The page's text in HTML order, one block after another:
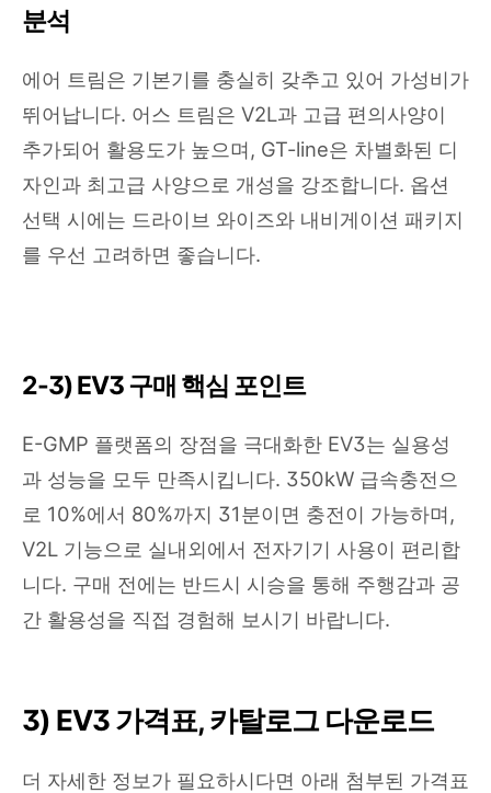
분석
에어 트림은 기본기를 충실히 갖추고 있어 가성비가
뛰어납니다. 어스 트림은 V2L과 고급 편의사양이
추가되어 활용도가 높으며, GT-line은 차별화된 디
자인과 최고급 사양으로 개성을 강조합니다. 옵션
선택 시에는 드라이브 와이즈와 내비게이션 패키지
를 우선 고려하면 좋습니다.
2-3) EV3 구매 핵심 포인트
E-GMP 플랫폼의 장점을 극대화한 EV3는 실용성
과 성능을 모두 만족시킵니다. 350kW 급속충전으
로 10%에서 80%까지 31분이면 충전이 가능하며,
V2L 기능으로 실내외에서 전자기기 사용이 편리합
니다. 구매 전에는 반드시 시승을 통해 주행감과 공
간 활용성을 직접 경험해 보시기 바랍니다.
3) EV3 가격표, 카탈로그 다운로드
더 자세한 정보가 필요하시다면 아래 첨부된 가격표